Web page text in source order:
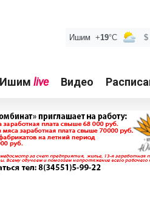
Ишим live Видео